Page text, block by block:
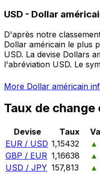
USD - Dollar
D'après notre
Dollar américain le plus
USD. La devise Dollars
l'abréviation USD. Le
More Dollar américain
Taux de change
Devise Taux
EUR / USD 1,15432
▲
GBP / EUR 1,16638
▲
USD / JPY 157,813
▲